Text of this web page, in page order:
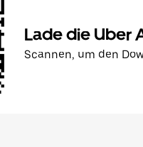
Lade die Uber
Scannen, um den